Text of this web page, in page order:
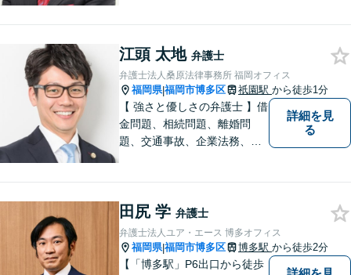
江頭 太地 弁護士
弁護士法人桑原法律事務所 福岡オフィス
福岡県|福岡市博多区 祇園駅 から徒歩1分
【 強さと優しさの弁護士 】借
金問題、相続問題、離婚問
題、交通事故、企業法務、刑
よる迅速で最適なリーガルサ
ービスを提供いたします。
詳細を見
る
田尻 学 弁護士
弁護士法人ユア・エース 博多オフィス
福岡県|福岡市博多区 博多駅 から徒歩2分
【「博多駅」P6出口から徒歩